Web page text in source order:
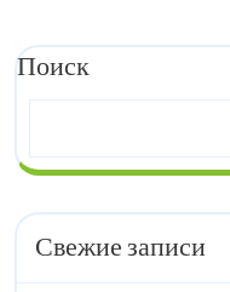
Поиск
Свежие записи